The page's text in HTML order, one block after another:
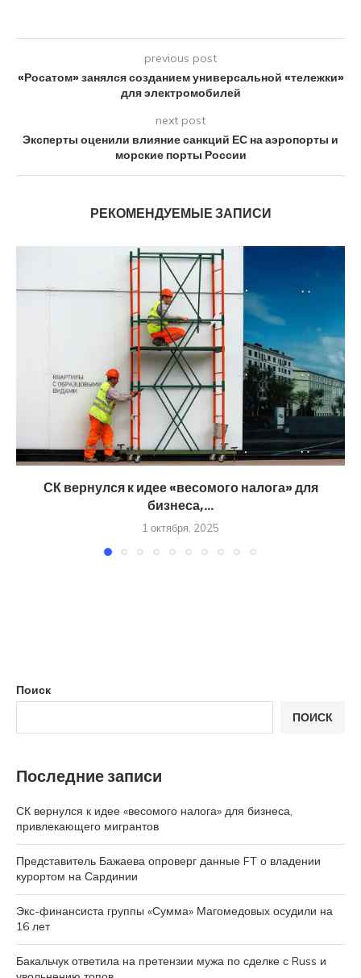
previous post
«Росатом» занялся созданием универсальной «тележки»
для электромобилей
next post
Эксперты оценили влияние санкций ЕС на аэропорты и
морские порты России
РЕКОМЕНДУЕМЫЕ ЗАПИСИ
СК вернулся к идее «весомого налога» для
бизнеса,...
1 октября, 2025
Поиск
ПОИСК
Последние записи
СК вернулся к идее «весомого налога» для бизнеса,
привлекающего мигрантов
Представитель Бажаева опроверг данные FT о владении
курортом на Сардинии
Экс-финансиста группы «Сумма» Магомедовых осудили на
16 лет
Бакальчук ответила на претензии мужа по сделке с Russ и